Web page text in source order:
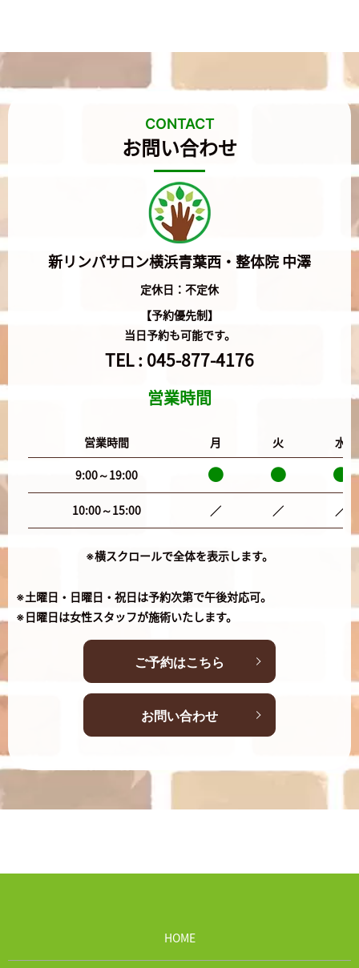
CONTACT
お問い合わせ
新リンパサロン横浜青葉西・整体院 中澤
定休日：不定休
【予約優先制】
当日予約も可能です。
TEL : 045-877-4176
営業時間
営業時間 月 火 水
9:00～19:00
10:00～15:00 ／ ／ ／
※横スクロールで全体を表示します。
※土曜日・日曜日・祝日は予約次第で午後対応可。
※日曜日は女性スタッフが施術いたします。
ご予約はこちら
お問い合わせ
HOME